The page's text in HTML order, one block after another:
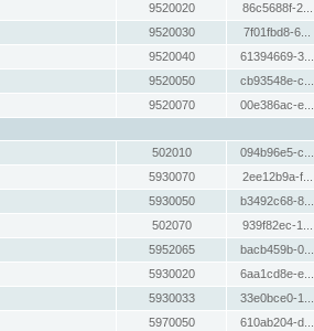
9520020 86c5688f-2...
9520030 7f01fbd8-6...
9520040 61394669-3...
9520050 cb93548e-c...
9520070 00e386ac-e...
502010 094b96e5-c...
5930070 2ee12b9a-f...
5930050 b3492c68-8...
502070 939f82ec-1...
5952065 bacb459b-0...
5930020 6aa1cd8e-e...
5930033 33e0bce0-1...
5970050 610ab204-d...